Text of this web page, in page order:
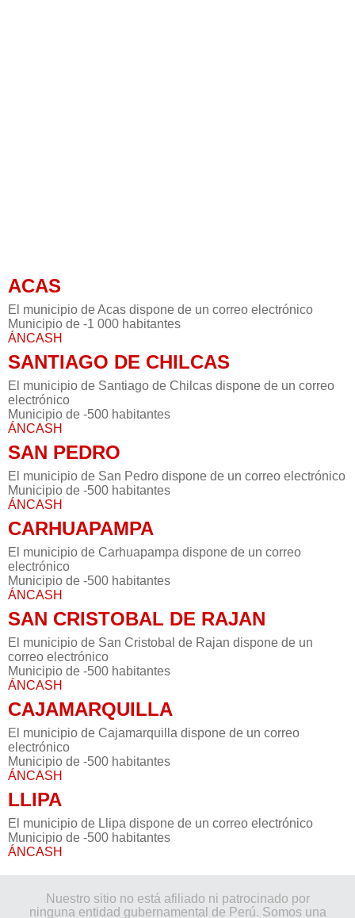
ACAS
El municipio de Acas dispone de un correo electrónico
Municipio de -1 000 habitantes
ÁNCASH
SANTIAGO DE CHILCAS
El municipio de Santiago de Chilcas dispone de un correo
electrónico
Municipio de -500 habitantes
ÁNCASH
SAN PEDRO
El municipio de San Pedro dispone de un correo electrónico
Municipio de -500 habitantes
ÁNCASH
CARHUAPAMPA
El municipio de Carhuapampa dispone de un correo
electrónico
Municipio de -500 habitantes
ÁNCASH
SAN CRISTOBAL DE RAJAN
El municipio de San Cristobal de Rajan dispone de un
correo electrónico
Municipio de -500 habitantes
ÁNCASH
CAJAMARQUILLA
El municipio de Cajamarquilla dispone de un correo
electrónico
Municipio de -500 habitantes
ÁNCASH
LLIPA
El municipio de Llipa dispone de un correo electrónico
Municipio de -500 habitantes
ÁNCASH
Nuestro sitio no está afiliado ni patrocinado por
ninguna entidad gubernamental de Perú. Somos una